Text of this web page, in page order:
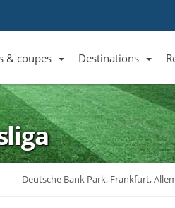
Liste des clubs et équipes
& coupes
Liste des ligues et coupes
Destinations
Toutes les destinations
Deutsche Bank Park, Frankfurt,